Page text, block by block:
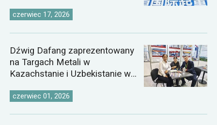
czerwiec 17, 2026
Dźwig Dafang zaprezentowany
na Targach Metali w
Kazachstanie i Uzbekistanie w
czerwiec 01, 2026